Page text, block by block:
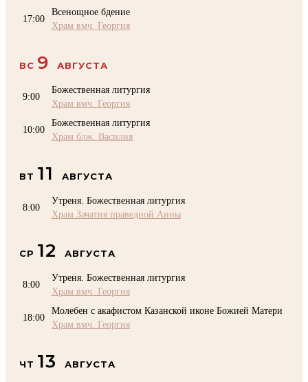
17:00
Всенощное бдение
Храм вмч. Георгия
ВС 9 АВГУСТА
9:00
Божественная литургия
Храм вмч. Георгия
10:00
Божественная литургия
Храм блж. Василия
ВТ 11 АВГУСТА
8:00
Утреня. Божественная литургия
Храм Зачатия праведной Анны
СР 12 АВГУСТА
8:00
Утреня. Божественная литургия
Храм вмч. Георгия
18:00
Молебен с акафистом Казанской иконе Божией Матери
Храм вмч. Георгия
ЧТ 13 АВГУСТА